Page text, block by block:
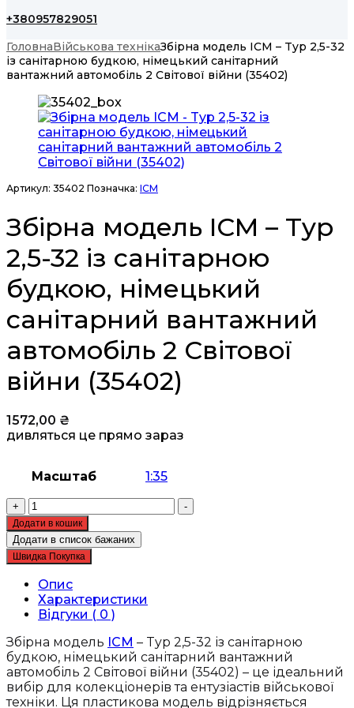
+380957829051
ГоловнаВійськова технікаЗбірна модель ICM – Typ 2,5-32
із санітарною будкою, німецький санітарний
вантажний автомобіль 2 Світової війни (35402)
Артикул: 35402 Позначка: ICM
Збірна модель ICM – Typ
2,5-32 із санітарною
будкою, німецький
санітарний вантажний
автомобіль 2 Світової
війни (35402)
1572,00 ₴
дивляться це прямо зараз
Масштаб 1:35
+
Збірна
модель
ICM
-
Typ
2,5-
32
із
санітарною
будкою,
німецький
санітарний
вантажний
автомобіль
-
Додати в кошик
Додати в список бажаних
Швидка Покупка
Опис
Характеристики
Відгуки ( 0 )
Збірна модель ICM – Typ 2,5-32 із санітарною
будкою, німецький санітарний вантажний
автомобіль 2 Світової війни (35402) – це ідеальний
вибір для колекціонерів та ентузіастів військової
техніки. Ця пластикова модель відрізняється